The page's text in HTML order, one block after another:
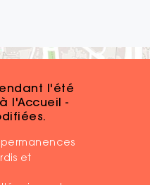
l'été
l'Accueil -
et